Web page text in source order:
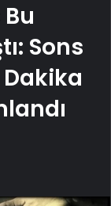
Sons